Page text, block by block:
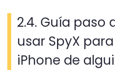
2.4. Guía paso
usar SpyX
iPhone de